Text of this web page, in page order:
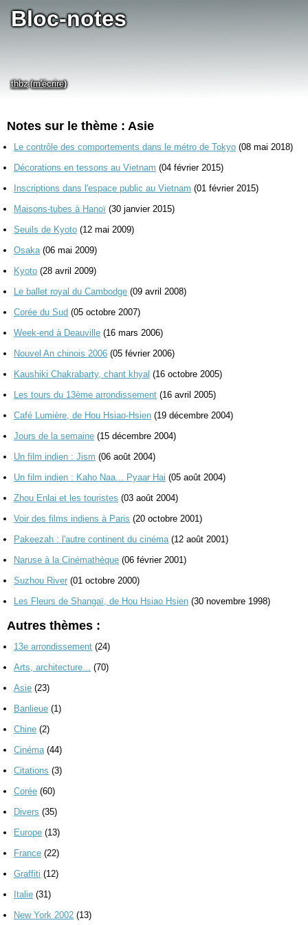
Bloc-notes
thbz(m'écrire)
Notes sur le thème : Asie
Le contrôle des comportements dans le métro de Tokyo (08 mai 2018)
Décorations en tessons au Vietnam (04 février 2015)
Inscriptions dans l'espace public au Vietnam (01 février 2015)
Maisons-tubes à Hanoï (30 janvier 2015)
Seuils de Kyoto (12 mai 2009)
Osaka (06 mai 2009)
Kyoto (28 avril 2009)
Le ballet royal du Cambodge (09 avril 2008)
Corée du Sud (05 octobre 2007)
Week-end à Deauville (16 mars 2006)
Nouvel An chinois 2006 (05 février 2006)
Kaushiki Chakrabarty, chant khyal (16 octobre 2005)
Les tours du 13ème arrondissement (16 avril 2005)
Café Lumière, de Hou Hsiao-Hsien (19 décembre 2004)
Jours de la semaine (15 décembre 2004)
Un film indien : Jism (06 août 2004)
Un film indien : Kaho Naa... Pyaar Hai (05 août 2004)
Zhou Enlai et les touristes (03 août 2004)
Voir des films indiens à Paris (20 octobre 2001)
Pakeezah : l'autre continent du cinéma (12 août 2001)
Naruse à la Cinémathèque (06 février 2001)
Suzhou River (01 octobre 2000)
Les Fleurs de Shangaï, de Hou Hsiao Hsien (30 novembre 1998)
Autres thèmes :
13e arrondissement (24)
Arts, architecture...
(70)
Asie (23)
Banlieue (1)
Chine (2)
Cinéma (44)
Citations (3)
Corée (60)
Divers (35)
Europe (13)
France (22)
Graffiti (12)
Italie (31)
New York 2002 (13)